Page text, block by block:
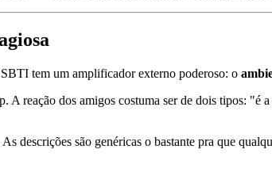
tem um amplificador externo poderoso: o
reação dos amigos costuma ser de dois tipos:
As descrições são genéricas o bastante pra que